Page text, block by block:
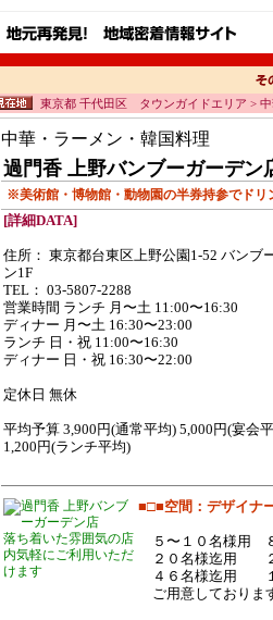
東京都 千代田区 タウンガイドエリア >
中華・ラーメン・韓国料理
過門香 上野バンブーガーデン
※美術館・博物館・動物園の半券持参でドリ
[詳細DATA]
住所： 東京都台東区上野公園1-52 バンブ
ン1F
TEL： 03-5807-2288
営業時間 ランチ 月〜土 11:00〜16:30
ディナー 月〜土 16:30〜23:00
ランチ 日・祝 11:00〜16:30
ディナー 日・祝 16:30〜22:00
定休日 無休
平均予算 3,900円(通常平均) 5,000円(宴会
1,200円(ランチ平均)
落ち着いた雰囲気の店
内気軽にご利用いただ
けます
■□■空間：デザイナ
５〜１０名様用
２０名様迄用
４６名様迄用
ご用意しておりま